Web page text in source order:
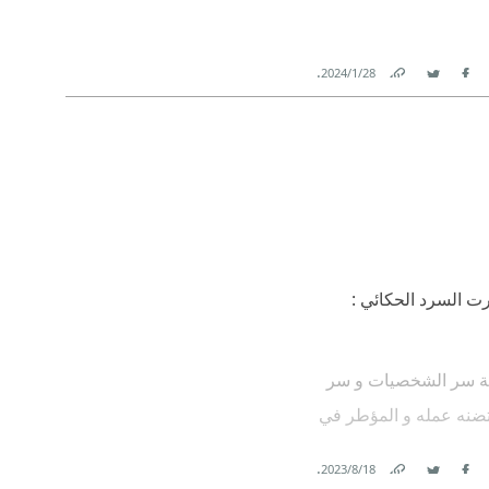
Facebook
Twitter
Link
28‏/1‏/2024
.
السرد الحكائي :
سر الشخصيات و سر
عمله و المؤطر في
18‏/8‏/2023
.